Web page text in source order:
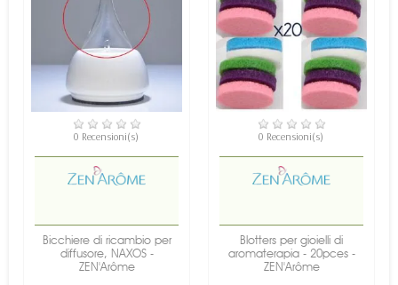
DISPONIBILE
0 Recensioni(s)
Bicchiere di ricambio per
diffusore, NAXOS -
ZEN'Arôme
DISPONIBILE
0 Recensioni(s)
Blotters per gioielli di
aromaterapia - 20pces -
ZEN'Arôme